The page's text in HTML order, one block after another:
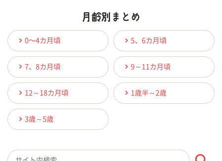
0〜4カ月頃 5、6カ月頃
7、8カ月頃 9～11カ月頃
12～18カ月頃 1歳半～2歳
3歳～5歳